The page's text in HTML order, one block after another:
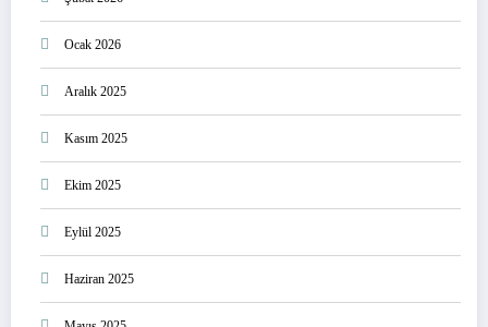
Ocak 2026
Aralık 2025
Kasım 2025
Ekim 2025
Eylül 2025
Haziran 2025